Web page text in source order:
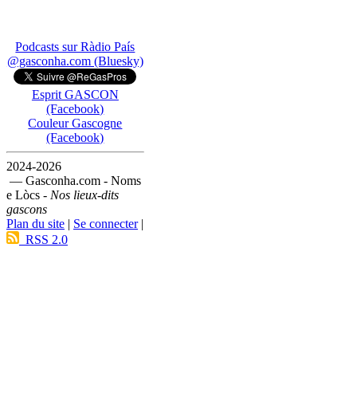
Podcasts sur Ràdio País
@gasconha.com (Bluesky)
Esprit GASCON
(Facebook)
Couleur Gascogne
(Facebook)
2024-2026
— Gasconha.com - Noms
e Lòcs - Nos lieux-dits
gascons
Plan du site | Se connecter|
RSS 2.0